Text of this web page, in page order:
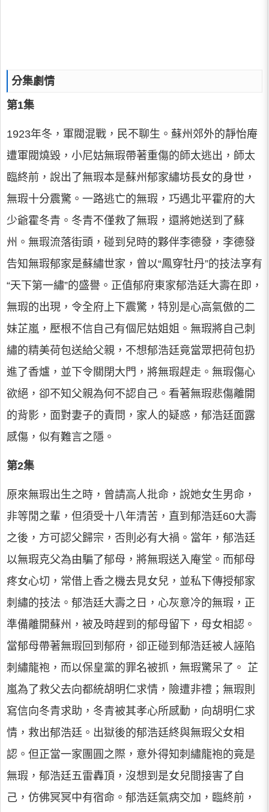
分集劇情
第1集
1923年冬，軍閥混戰，民不聊生。蘇州郊外的靜怡庵
遭軍閥燒毀，小尼姑無瑕帶著重傷的師太逃出，師太
臨終前，說出了無瑕本是蘇州郁家繡坊長女的身世，
無瑕十分震驚。一路逃亡的無瑕，巧遇北平霍府的大
少爺霍冬青。冬青不僅救了無瑕，還將她送到了蘇
州。無瑕流落街頭，碰到兒時的夥伴李德發，李德發
告知無瑕郁家是蘇繡世家，曾以“鳳穿牡丹”的技法享有
“天下第一繡”的盛譽。正值郁府東家郁浩廷大壽在即，
無瑕的出現，令全府上下震驚，特別是心高氣傲的二
妹芷嵐，壓根不信自己有個尼姑姐姐。無瑕將自己刺
繡的精美荷包送給父親，不想郁浩廷竟當眾把荷包扔
進了香爐，並下令關閉大門，將無瑕趕走。無瑕傷心
欲絕，卻不知父親為何不認自己。看著無瑕悲傷離開
的背影，面對妻子的責問，家人的疑惑，郁浩廷面露
感傷，似有難言之隱。
第2集
原來無瑕出生之時，曾請高人批命，說她女生男命，
非等閒之輩，但須受十八年清苦，直到郁浩廷60大壽
之後，方可認父歸宗，否則必有大禍。當年，郁浩廷
以無瑕克父為由騙了郁母，將無瑕送入庵堂。而郁母
疼女心切，常借上香之機去見女兒，並私下傳授郁家
刺繡的技法。郁浩廷大壽之日，心灰意冷的無瑕，正
準備離開蘇州，被及時趕到的郁母留下，母女相認。
當郁母帶著無瑕回到郁府，卻正碰到郁浩廷被人誣陷
刺繡龍袍，而以保皇黨的罪名被抓，無瑕驚呆了。 芷
嵐為了救父去向都統胡明仁求情，險遭非禮；無瑕則
寫信向冬青求助，冬青被其孝心所感動，向胡明仁求
情，救出郁浩廷。出獄後的郁浩廷終與無瑕父女相
認。但正當一家團圓之際，意外得知刺繡龍袍的竟是
無瑕，郁浩廷五雷轟頂，沒想到是女兒間接害了自
己，仿佛冥冥中有宿命。郁浩廷氣病交加，臨終前，